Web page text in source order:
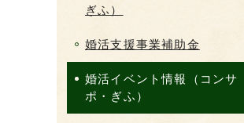
ぎふ）
婚活支援事業補助金
婚活イベント情報（コンサ
ポ・ぎふ）